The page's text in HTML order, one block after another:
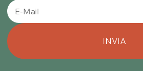
INVIA